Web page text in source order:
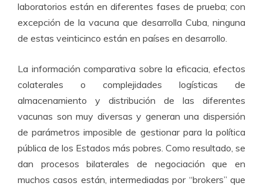
laboratorios están en diferentes fases de prueba; con
excepción de la vacuna que desarrolla Cuba, ninguna
de estas veinticinco están en países en desarrollo.
La información comparativa sobre la eficacia, efectos
colaterales o complejidades logísticas de
almacenamiento y distribución de las diferentes
vacunas son muy diversas y generan una dispersión
de parámetros imposible de gestionar para la política
pública de los Estados más pobres. Como resultado, se
dan procesos bilaterales de negociación que en
muchos casos están, intermediadas por “brokers” que